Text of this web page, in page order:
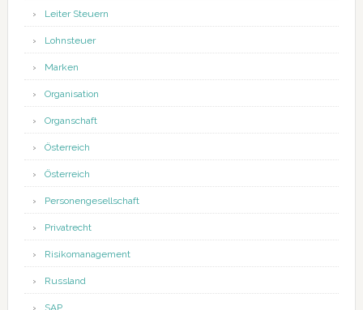
Leiter Steuern
Lohnsteuer
Marken
Organisation
Organschaft
Österreich
Österreich
Personengesellschaft
Privatrecht
Risikomanagement
Russland